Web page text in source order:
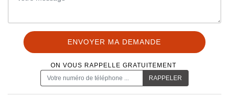
ON VOUS RAPPELLE GRATUITEMENT